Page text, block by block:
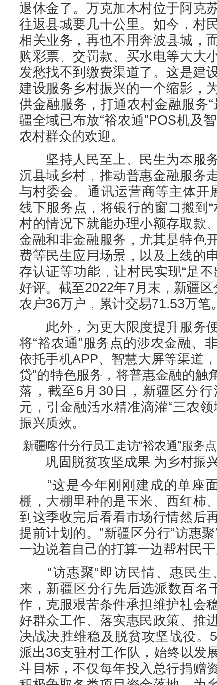
退休金了。万克加木村位于阿克
往返县城要几十公里。如今，村
相关业务，再也不用奔波县城，
购彩票、交罚款、买水电等大大
发愁找不到缴费渠道了。这是建
建设服务乡村振兴的一个缩影，
供金融服务，打通农村金融服务
疆全域已布放“裕农通”POS机及
农村群众的欢迎。
坚持人民至上、民生为本服
沉县域乡村，推动普惠金融服务
与村委会、通讯运营商等主体开
线下服务点，将银行的窗口搬到
村的情况下就能办理小额存取款
金融和非金融服务，尤其是特色
费等民生应用场景，以及上线的
存认证等功能，让村民实现“足
好评。截至2022年7月末，新疆区
农户36万户，累计交易71.53万笔
此外，为更大限度提升服务
将“裕农通”服务点的涉农金融、
依托手机APP、智慧大屏等渠道
贷”的特色服务，将普惠金融的触
落，截至6月30日，新疆区分
元，引金融活水精准滴灌“三农
振兴质效。
新疆喀什分行员工走访“裕农通”服务点
巩固脱贫攻坚成果 为乡村振
“这是今年刚刚建成的单座
棚，大棚里种的是玉米、西红柿
到这季收完后看看市场行情然后
提前计划的。”新疆区分行“访惠
一边说着自己的打算一边帮村民
“访惠聚”即访民情、惠民生
来，新疆区分行先后选派数百名
作，克服艰苦条件承担维护社会
好群众工作、落实惠民政策、推
决战决胜维稳及脱贫攻坚战役。
派出36支驻村工作队，始终以发
斗目标，不仅每年投入总行捐赠